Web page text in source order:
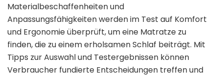
Materialbeschaffenheiten und
Anpassungsfähigkeiten werden im Test auf Komfort
und Ergonomie überprüft, um eine Matratze zu
finden, die zu einem erholsamen Schlaf beiträgt. Mit
Tipps zur Auswahl und Testergebnissen können
Verbraucher fundierte Entscheidungen treffen und